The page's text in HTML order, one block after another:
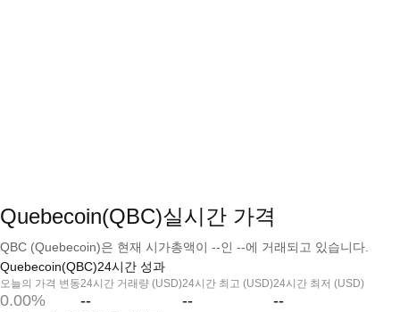
Quebecoin(QBC)실시간 가격
QBC (Quebecoin)은 현재 시가총액이 --인 --에 거래되고 있습니다.
Quebecoin(QBC)24시간 성과
오늘의 가격 변동
0.00%
24시간 거래량 (USD)
--
24시간 최고 (USD)
--
24시간 최저 (USD)
--